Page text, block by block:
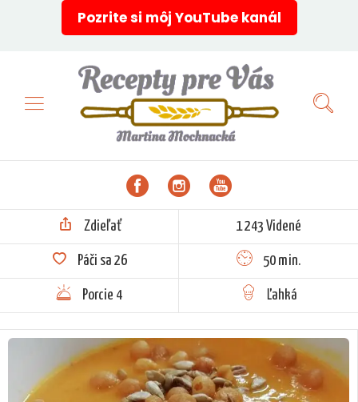
Pozrite si môj YouTube kanál
Zdieľať 1 243 Videné
Páči sa 26 50 min.
Porcie 4 Ľahká